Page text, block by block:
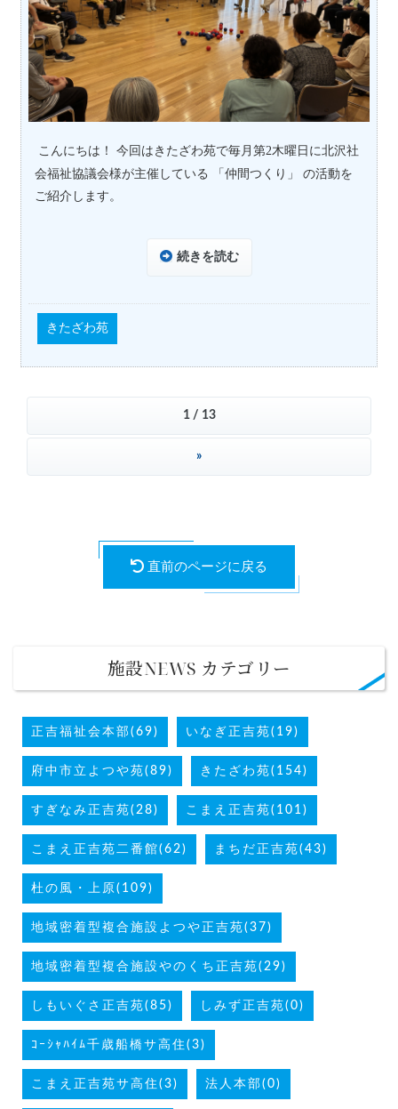
こんにちは！ 今回はきたざわ苑で毎月第2木曜日に北沢社
会福祉協議会様が主催している 「仲間つくり」 の活動を
ご紹介します。
続きを読む
きたざわ苑
1 / 13
»
直前のページに戻る
施設NEWS カテゴリー
正吉福祉会本部(69) いなぎ正吉苑(19)
府中市立よつや苑(89) きたざわ苑(154)
すぎなみ正吉苑(28) こまえ正吉苑(101)
こまえ正吉苑二番館(62) まちだ正吉苑(43)
杜の風・上原(109)
地域密着型複合施設よつや正吉苑(37)
地域密着型複合施設やのくち正吉苑(29)
しもいぐさ正吉苑(85) しみず正吉苑(0)
ｺｰｼｬﾊｲﾑ千歳船橋サ高住(3)
こまえ正吉苑サ高住(3) 法人本部(0)